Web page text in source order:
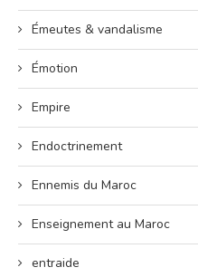
Émeutes & vandalisme
Émotion
Empire
Endoctrinement
Ennemis du Maroc
Enseignement au Maroc
entraide